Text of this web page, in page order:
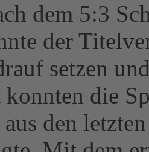
dem 5:3
der
setzen
die
den